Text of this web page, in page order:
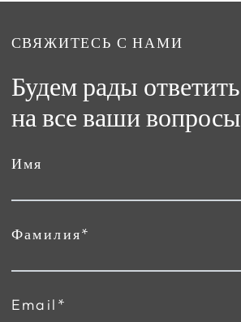
СВЯЖИТЕСЬ С НАМИ
Будем рады ответить
на все ваши вопросы
Имя
Фамилия*
Email*